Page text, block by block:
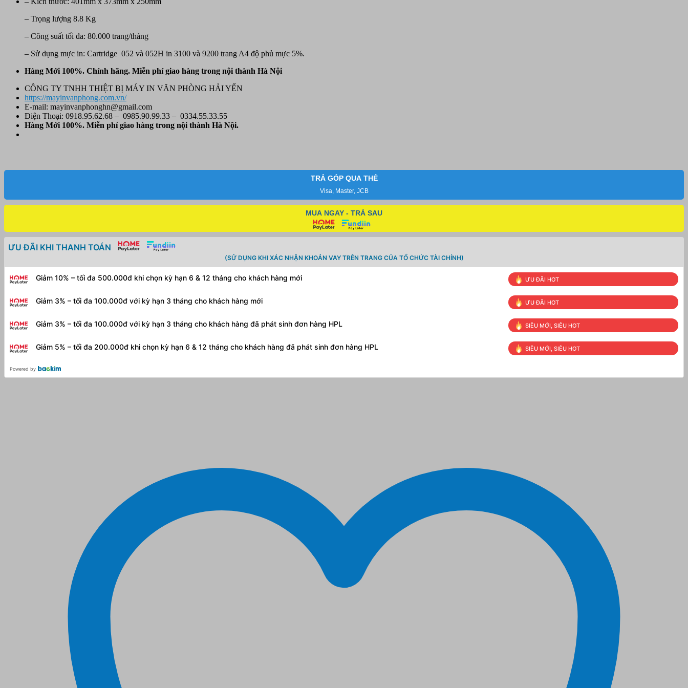
– Trọng lượng 8.8 Kg
– Công suất tối đa: 80.000 trang/tháng
– Sử dụng mực in: Cartridge 052 và 052H in 3100 và 9200 trang A4 độ phủ mực 5%.
Hàng Mới 100%. Chính hãng. Miễn phí giao hàng trong nội thành Hà Nội
CÔNG TY TNHH THIỆT BỊ MÁY IN VĂN PHÒNG HẢI YẾN
https://mayinvanphong.com.vn/
E-mail: mayinvanphonghn@gmail.com
Điện Thoại: 0918.95.62.68 – 0985.90.99.33 – 0334.55.33.55
Hàng Mới 100%. Miễn phígiao hàng trong nội thành Hà Nội.
TRẢ GÓP QUA THẺ
Visa, Master, JCB
MUA NGAY - TRẢ SAU
ƯU ĐÃI KHI THANH TOÁN
(SỬ DỤNG KHI XÁC NHẬN KHOẢN VAY TRÊN TRANG CỦA TỔ CHỨC TÀI CHÍNH)
Giảm 10% – tối đa 500.000đ khi chọn kỳ hạn 6 & 12 tháng cho khách hàng mới ƯU ĐÃI HOT
Giảm 3% – tối đa 100.000đ với kỳ hạn 3 tháng cho khách hàng mới ƯU ĐÃI HOT
Giảm 3% – tối đa 100.000đ với kỳ hạn 3 tháng cho khách hàng đã phát sinh đơn hàng HPL SIÊU MỚI, SIÊU HOT
Giảm 5% – tối đa 200.000đ khi chọn kỳ hạn 6 & 12 tháng cho khách hàng đã phát sinh đơn hàng HPL SIÊU MỚI, SIÊU HOT
Powered by